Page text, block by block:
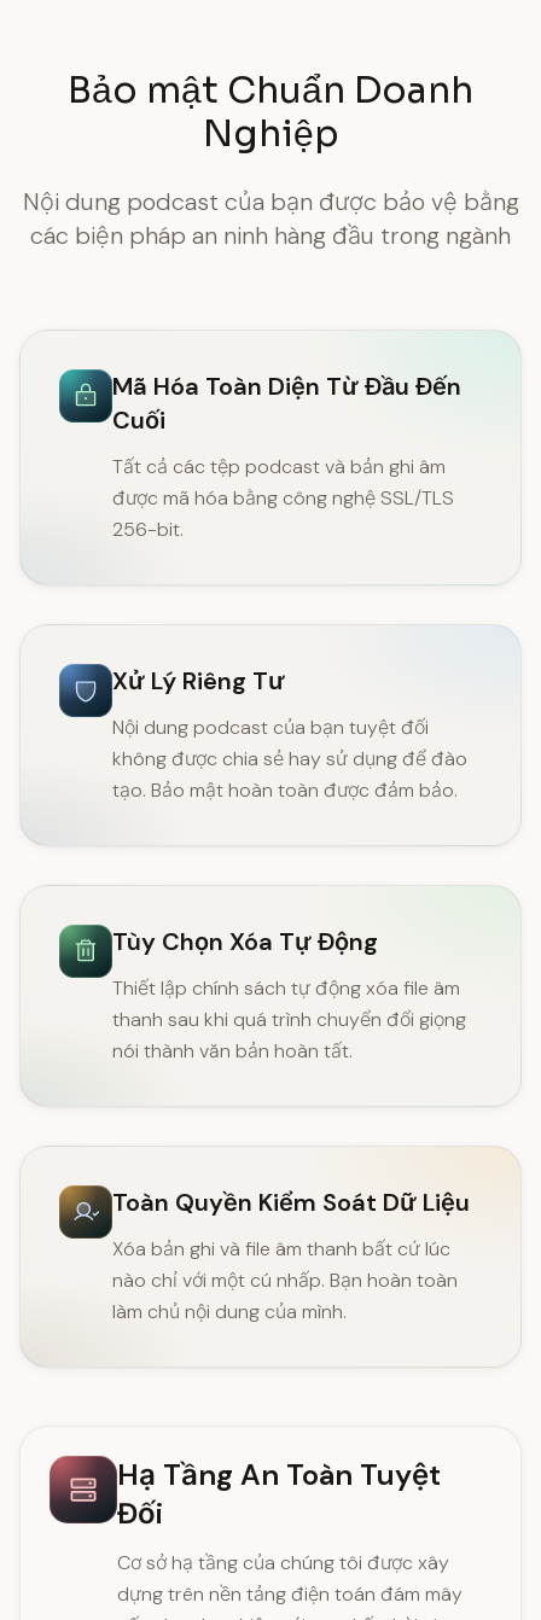
Bảo mật Chuẩn Doanh
Nghiệp
Nội dung podcast của bạn được bảo vệ bằng
các biện pháp an ninh hàng đầu trong ngành
Mã Hóa Toàn Diện Từ Đầu Đến
Cuối
Tất cả các tệp podcast và bản ghi âm
được mã hóa bằng công nghệ SSL/TLS
256-bit.
Xử Lý Riêng Tư
Nội dung podcast của bạn tuyệt đối
không được chia sẻ hay sử dụng để đào
tạo. Bảo mật hoàn toàn được đảm bảo.
Tùy Chọn Xóa Tự Động
Thiết lập chính sách tự động xóa file âm
thanh sau khi quá trình chuyển đổi giọng
nói thành văn bản hoàn tất.
Toàn Quyền Kiểm Soát Dữ Liệu
Xóa bản ghi và file âm thanh bất cứ lúc
nào chỉ với một cú nhấp. Bạn hoàn toàn
làm chủ nội dung của mình.
Hạ Tầng An Toàn Tuyệt
Đối
Cơ sở hạ tầng của chúng tôi được xây
dựng trên nền tảng điện toán đám mây